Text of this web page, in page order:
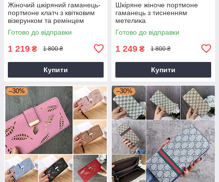
Жіночий шкіряний гаманець-
портмоне клатч з квітковим
візерунком та ремінцем
Готово до відправки
1 219 ₴ 1 800 ₴
Купити
Шкіряне жіноче портмоне
гаманець з тисненням
метелика
Готово до відправки
1 249 ₴ 1 800 ₴
Купити
–30% –30%